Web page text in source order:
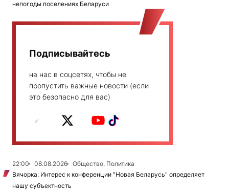
непогоды поселениях Беларуси
Подписывайтесь
на нас в соцсетях, чтобы не
пропустить важные новости (если
это безопасно для вас)
22:00 08.08.2026
Общество, Политика
Вячорка: Интерес к конференции "Новая Беларусь" определяет
нашу субъектность